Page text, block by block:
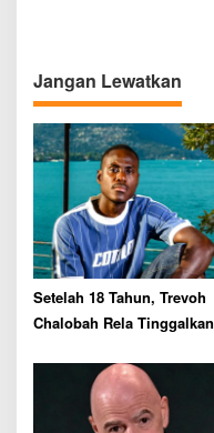
i
g
a
t
i
o
n
Jangan Lewatkan
Setelah 18 Tahun, Trevoh
Chalobah Rela Tinggalkan